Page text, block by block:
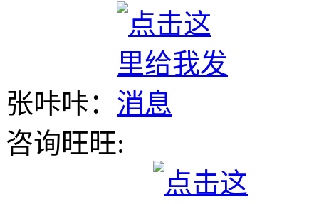
张咔咔：
咨询旺旺: